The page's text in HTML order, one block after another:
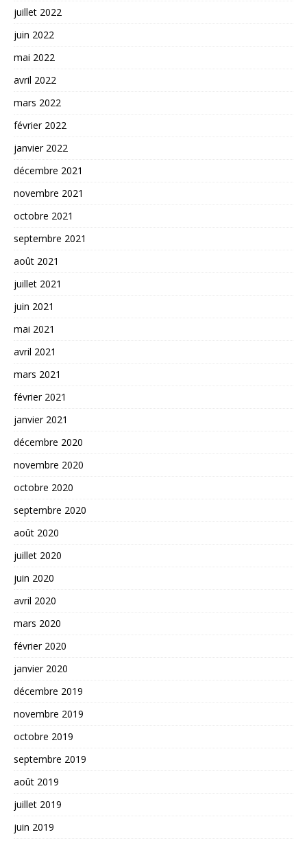
juillet 2022
juin 2022
mai 2022
avril 2022
mars 2022
février 2022
janvier 2022
décembre 2021
novembre 2021
octobre 2021
septembre 2021
août 2021
juillet 2021
juin 2021
mai 2021
avril 2021
mars 2021
février 2021
janvier 2021
décembre 2020
novembre 2020
octobre 2020
septembre 2020
août 2020
juillet 2020
juin 2020
avril 2020
mars 2020
février 2020
janvier 2020
décembre 2019
novembre 2019
octobre 2019
septembre 2019
août 2019
juillet 2019
juin 2019